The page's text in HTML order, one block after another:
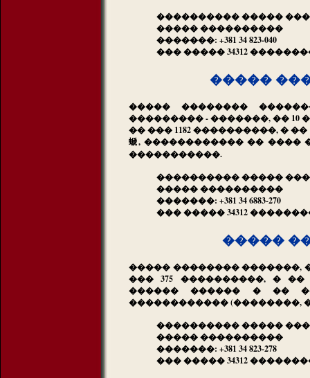
���������� �����
����� ����������
�������: +381 34 823-040
��� ����� 34312
�����
����� ��������
��������� - �������, ��
�� ��� 1182 ����������, �
螔, ������������ �� ����
�����������.
���������� �����
����� ����������
�������: +381 34 6883-270
��� ����� 34312
�����
����� �������� �������,
��� 375 ����������, �
������ ������ � ��
������������ (��������,
���������� �����
����� ����������
�������: +381 34 823-278
��� ����� 34312